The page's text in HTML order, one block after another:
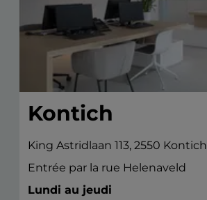
Kontich
King Astridlaan 113, 2550 Kontich
Entrée par la rue Helenaveld
Lundi au jeudi